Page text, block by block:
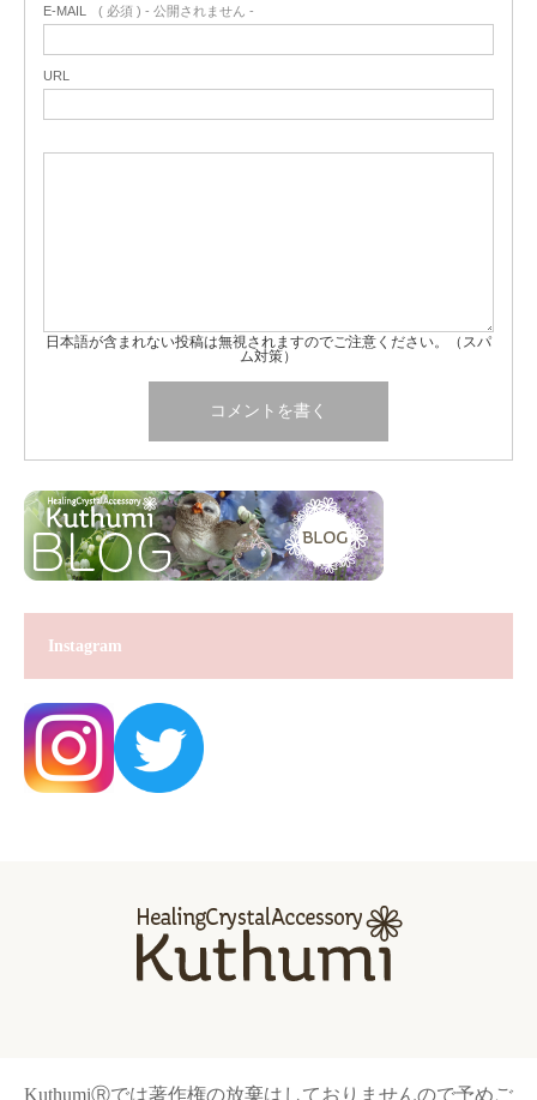
E-MAIL ( 必須 ) - 公開されません -
URL
日本語が含まれない投稿は無視されますのでご注意ください。（スパ
ム対策）
Instagram
KuthumiⓇでは著作権の放棄はしておりませんので予めご